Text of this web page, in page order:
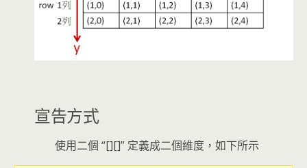
宣告方式
使用二個 “[][]” 定義成二個維度，如下所示